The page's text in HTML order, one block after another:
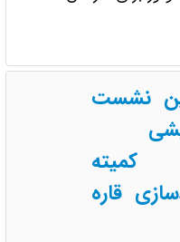
نشست
کمیته
قاره